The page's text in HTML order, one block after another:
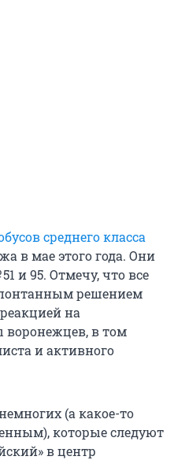
среднего класса
в мае этого года. Они
и 95. Отмечу, что все
решением
на
в том
и активного
(а какое-то
которые следуют
в центр